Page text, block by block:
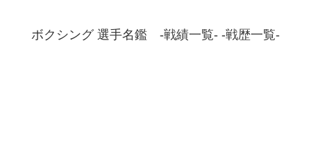
ボクシング 選手名鑑 -戦績一覧- -戦歴一覧-